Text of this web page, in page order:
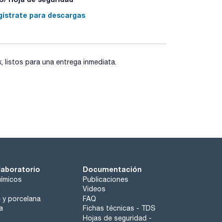
indefinido.
moderado y libre.
el estado del equipo.
para descargas
para una entrega inmediata.
y porcelana
Documentación
Publicaciones
Videos
FAQ
Fichas técnicas - TDS
Hojas de seguridad -